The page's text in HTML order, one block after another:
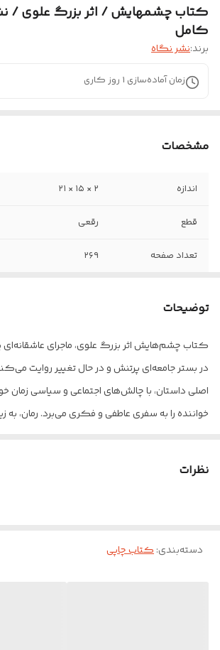
کتاب چشمهایش / اثر بزرگ علوی /
کامل
برند:نشر نگاه
زمان آماده‌سازی 1 روز کاری
مشخصات
اندازه ۲ × ۱۵ × ۲۱
قطع رقعی
تعداد صفحه ۲۶۹
توضیحات
کتاب چشم‌هایش اثر بزرگ علوی، ماجرای عاشقانه‌ای
در بستر جامعه‌ای پرتنش و در حال تغییر روایت
اصلی داستان، با چالش‌های اجتماعی و سیاسی زمان
خواننده را به سفری عاطفی و فکری می‌برد. رمان، به
داستانی فارسی است که به بررسی جنبه‌های مختلف
نظرات
دسته‌بندی:کتاب چاپی